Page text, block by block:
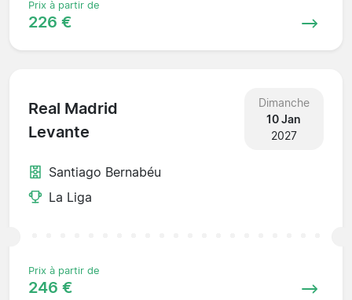
Prix à partir de
226 €
Real Madrid
Levante
Dimanche
10 Jan
2027
Santiago Bernabéu
La Liga
Prix à partir de
246 €